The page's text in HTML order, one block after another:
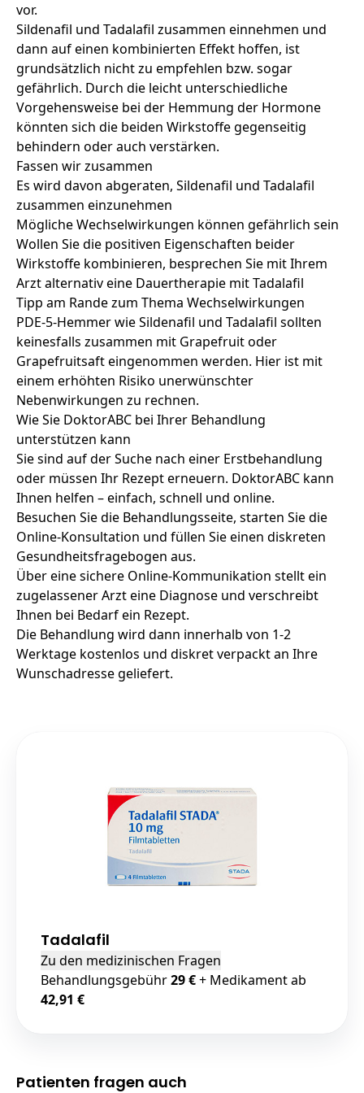
vor.
Sildenafil und Tadalafil zusammen einnehmen und
dann auf einen kombinierten Effekt hoffen, ist
grundsätzlich nicht zu empfehlen bzw. sogar
gefährlich. Durch die leicht unterschiedliche
Vorgehensweise bei der Hemmung der Hormone
könnten sich die beiden Wirkstoffe gegenseitig
behindern oder auch verstärken.
Fassen wir zusammen
Es wird davon abgeraten, Sildenafil und Tadalafil
zusammen einzunehmen
Mögliche Wechselwirkungen können gefährlich sein
Wollen Sie die positiven Eigenschaften beider
Wirkstoffe kombinieren, besprechen Sie mit Ihrem
Arzt alternativ eine Dauertherapie mit Tadalafil
Tipp am Rande zum Thema Wechselwirkungen
PDE-5-Hemmer wie Sildenafil und Tadalafil sollten
keinesfalls zusammen mit Grapefruit oder
Grapefruitsaft eingenommen werden. Hier ist mit
einem erhöhten Risiko unerwünschter
Nebenwirkungen zu rechnen.
Wie Sie DoktorABC bei Ihrer Behandlung
unterstützen kann
Sie sind auf der Suche nach einer Erstbehandlung
oder müssen Ihr Rezept erneuern. DoktorABC kann
Ihnen helfen – einfach, schnell und online.
Besuchen Sie die Behandlungsseite, starten Sie die
Online-Konsultation und füllen Sie einen diskreten
Gesundheitsfragebogen aus.
Über eine sichere Online-Kommunikation stellt ein
zugelassener Arzt eine Diagnose und verschreibt
Ihnen bei Bedarf ein Rezept.
Die Behandlung wird dann innerhalb von 1-2
Werktage kostenlos und diskret verpackt an Ihre
Wunschadresse geliefert.
Tadalafil
Zu den medizinischen Fragen
Behandlungsgebühr29 €+ Medikament ab
42,91 €
Patienten fragen auch